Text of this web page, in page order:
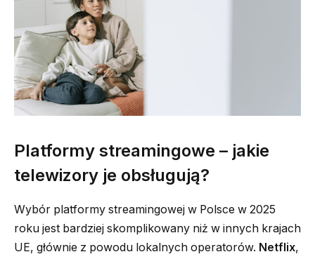
Platformy streamingowe – jakie
telewizory je obsługują?
Wybór platformy streamingowej w Polsce w 2025
roku jest bardziej skomplikowany niż w innych krajach
UE, głównie z powodu lokalnych operatorów. Netflix,